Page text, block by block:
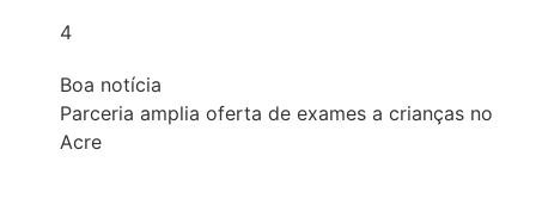
4
Boa notícia
Parceria amplia oferta de exames a crianças no
Acre